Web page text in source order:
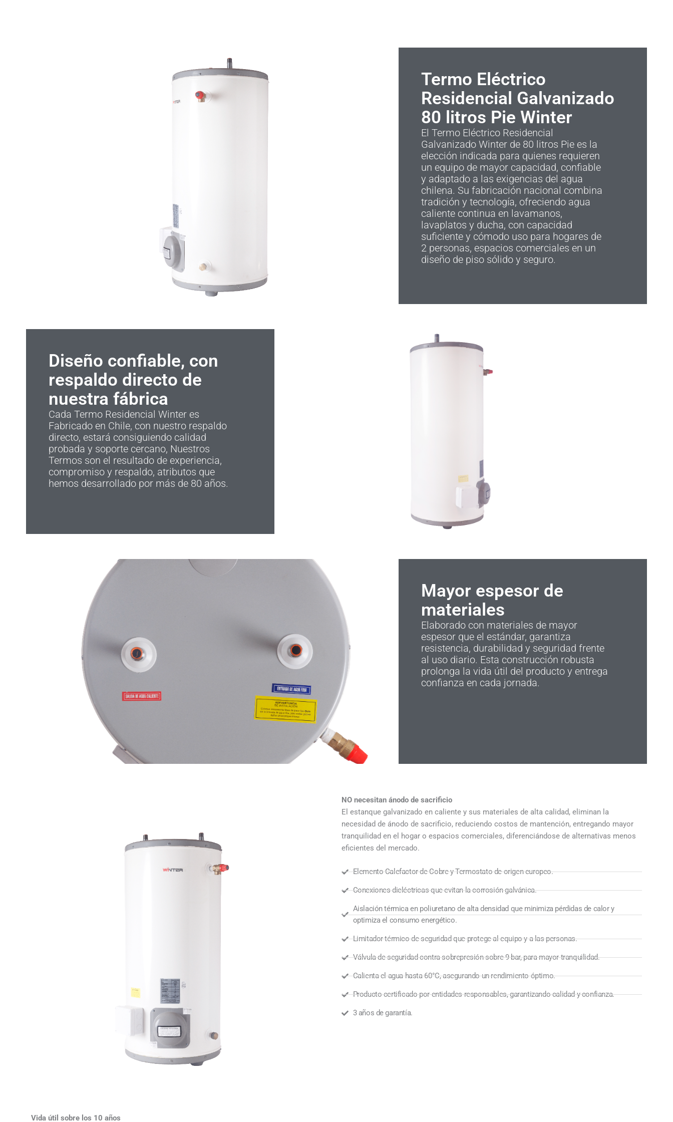
Termo Eléctrico
Residencial Galvanizado
80 litros Pie Winter
El Termo Eléctrico Residencial
Galvanizado Winter de 80 litros Pie es la
elección indicada para quienes requieren
un equipo de mayor capacidad, confiable
y adaptado a las exigencias del agua
chilena. Su fabricación nacional combina
tradición y tecnología, ofreciendo agua
caliente continua en lavamanos,
lavaplatos y ducha, con capacidad
suficiente y cómodo uso para hogares de
2 personas, espacios comerciales en un
diseño de piso sólido y seguro.
Diseño confiable, con
respaldo directo de
nuestra fábrica
Cada Termo Residencial Winter es
Fabricado en Chile, con nuestro respaldo
directo, estará consiguiendo calidad
probada y soporte cercano, Nuestros
Termos son el resultado de experiencia,
compromiso y respaldo, atributos que
hemos desarrollado por más de 80 años.
Mayor espesor de
materiales
Elaborado con materiales de mayor
espesor que el estándar, garantiza
resistencia, durabilidad y seguridad frente
al uso diario. Esta construcción robusta
prolonga la vida útil del producto y entrega
confianza en cada jornada.
NO necesitan ánodo de sacrificio
El estanque galvanizado en caliente y sus materiales de alta calidad, eliminan la
necesidad de ánodo de sacrificio, reduciendo costos de mantención, entregando mayor
tranquilidad en el hogar o espacios comerciales, diferenciándose de alternativas menos
eficientes del mercado.
Elemento Calefactor de Cobre y Termostato de origen europeo.
Conexiones dieléctricas que evitan la corrosión galvánica.
Aislación térmica en poliuretano de alta densidad que minimiza pérdidas de calor y
optimiza el consumo energético.
Limitador térmico de seguridad que protege al equipo y a las personas.
Válvula de seguridad contra sobrepresión sobre 9 bar, para mayor tranquilidad.
Calienta el agua hasta 60°C, asegurando un rendimiento óptimo.
Producto certificado por entidades responsables, garantizando calidad y confianza.
3 años de garantía.
Vida útil sobre los 10 años​